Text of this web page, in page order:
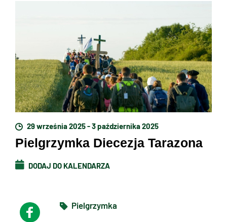
29 września 2025 - 3 października 2025
Pielgrzymka Diecezja Tarazona
DODAJ DO KALENDARZA
Pielgrzymka